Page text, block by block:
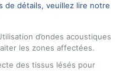
de détails, veuillez lire notre
d’ondes acoustiques
les zones affectées.
des tissus lésés pour